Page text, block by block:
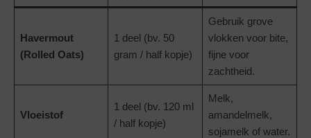
Havermout
(Rolled Oats)
1 deel (bv. 50
gram / half kopje)
Gebruik grove
vlokken voor bite,
fijne voor
zachtheid.
Vloeistof
1 deel (bv. 120 ml
/ half kopje)
Melk,
amandelmelk,
sojamelk of water.